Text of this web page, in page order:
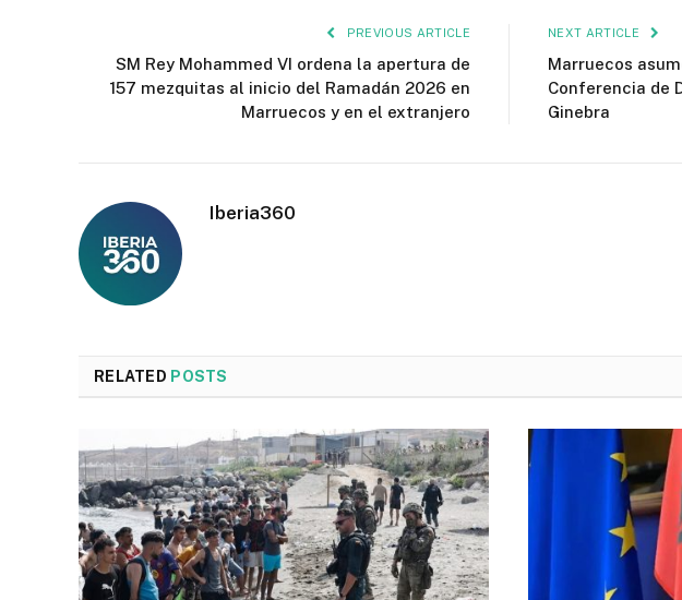
PREVIOUS ARTICLE
SM Rey Mohammed VI ordena la apertura de
157 mezquitas al inicio del Ramadán 2026 en
Marruecos y en el extranjero
NEXT ARTICLE
Marruecos
Conferencia de
Ginebra
Iberia360
RELATED POSTS